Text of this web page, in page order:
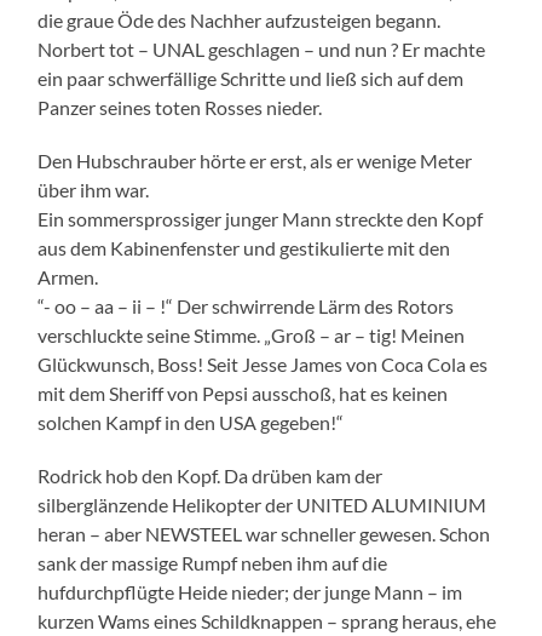
die graue Öde des Nachher aufzusteigen begann.
Norbert tot – UNAL geschlagen – und nun ? Er machte
ein paar schwerfällige Schritte und ließ sich auf dem
Panzer seines toten Rosses nieder.
Den Hubschrauber hörte er erst, als er wenige Meter
über ihm war.
Ein sommersprossiger junger Mann streckte den Kopf
aus dem Kabinenfenster und gestikulierte mit den
Armen.
“- oo – aa – ii – !“ Der schwirrende Lärm des Rotors
verschluckte seine Stimme. „Groß – ar – tig! Meinen
Glückwunsch, Boss! Seit Jesse James von Coca Cola es
mit dem Sheriff von Pepsi ausschoß, hat es keinen
solchen Kampf in den USA gegeben!“
Rodrick hob den Kopf. Da drüben kam der
silberglänzende Helikopter der UNITED ALUMINIUM
heran – aber NEWSTEEL war schneller gewesen. Schon
sank der massige Rumpf neben ihm auf die
hufdurchpflügte Heide nieder; der junge Mann – im
kurzen Wams eines Schildknappen – sprang heraus, ehe